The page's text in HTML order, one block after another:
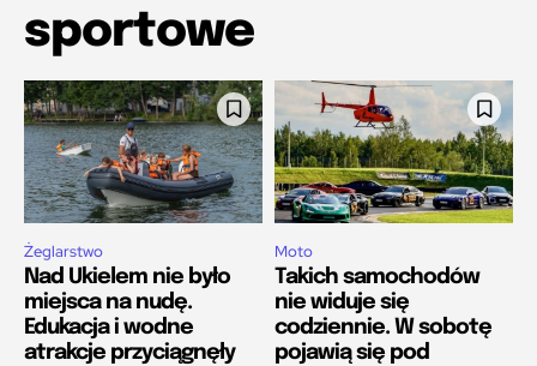
sportowe
Żeglarstwo
Nad Ukielem nie było
miejsca na nudę.
Edukacja i wodne
atrakcje przyciągnęły
Moto
Takich samochodów
nie widuje się
codziennie. W sobotę
pojawią się pod